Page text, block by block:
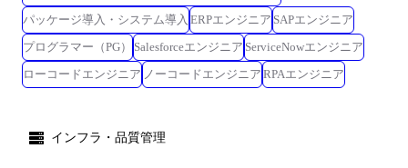
パッケージ導入・システム導入 ERPエンジニア SAPエンジニア
プログラマー（PG）
Salesforceエンジニア ServiceNowエンジニア
ローコードエンジニア ノーコードエンジニア RPAエンジニア
インフラ・品質管理